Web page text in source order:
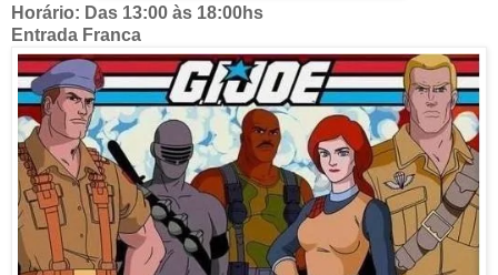
Horário: Das 13:00 às 18:00hs
Entrada Franca